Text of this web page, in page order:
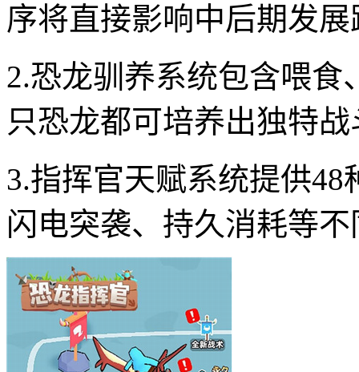
序将直接影响中后期发展
2.恐龙驯养系统包含喂
只恐龙都可培养出独特
3.指挥官天赋系统提供
闪电突袭、持久消耗等